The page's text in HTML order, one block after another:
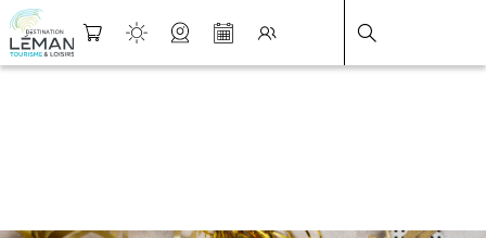
DESTINATION LÉMAN FICHE